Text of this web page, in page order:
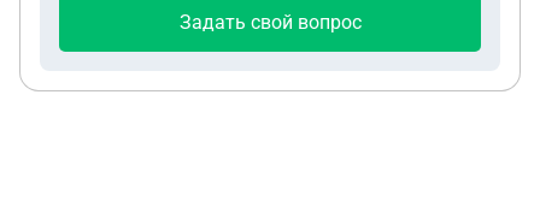
Задать свой вопрос